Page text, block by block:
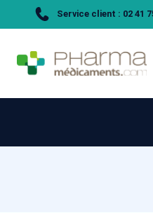
Service client : 02 41